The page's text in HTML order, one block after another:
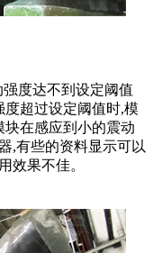
强度达不到设定阈值
度超过设定阈值时,模
块在感应到小的震动
,有些的资料显示可以
效果不佳。